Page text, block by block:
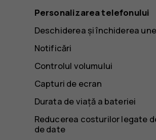
Personalizarea telefonului
Deschiderea și închiderea
Notificări
Controlul volumului
Capturi de ecran
Durata de viață a bateriei
Reducerea costurilor legate
de date